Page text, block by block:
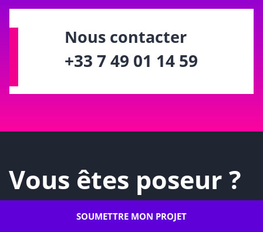
SOUMETTRE MON PROJET
Nous contacter
+33 7 49 01 14 59
Vous êtes poseur ?
N’hésitez pas à vous référencer afin